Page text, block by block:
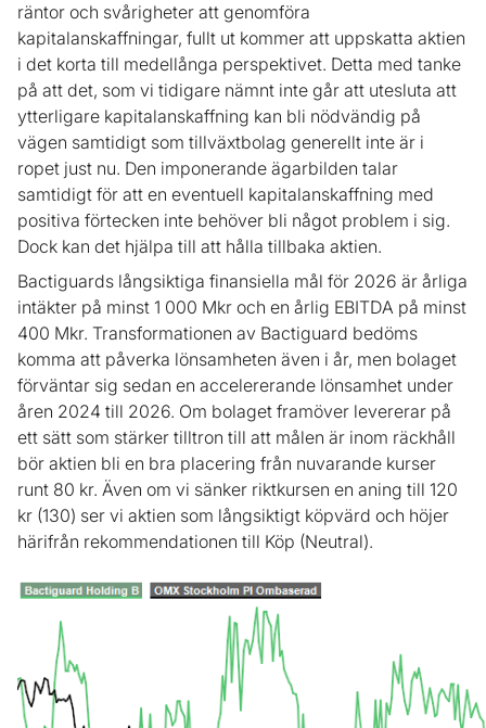
räntor och svårigheter att genomföra
kapitalanskaffningar, fullt ut kommer att uppskatta aktien
i det korta till medellånga perspektivet. Detta med tanke
på att det, som vi tidigare nämnt inte går att utesluta att
ytterligare kapitalanskaffning kan bli nödvändig på
vägen samtidigt som tillväxtbolag generellt inte är i
ropet just nu. Den imponerande ägarbilden talar
samtidigt för att en eventuell kapitalanskaffning med
positiva förtecken inte behöver bli något problem i sig.
Dock kan det hjälpa till att hålla tillbaka aktien.
Bactiguards långsiktiga finansiella mål för 2026 är årliga
intäkter på minst 1 000 Mkr och en årlig EBITDA på minst
400 Mkr. Transformationen av Bactiguard bedöms
komma att påverka lönsamheten även i år, men bolaget
förväntar sig sedan en accelererande lönsamhet under
åren 2024 till 2026. Om bolaget framöver levererar på
ett sätt som stärker tilltron till att målen är inom räckhåll
bör aktien bli en bra placering från nuvarande kurser
runt 80 kr. Även om vi sänker riktkursen en aning till 120
kr (130) ser vi aktien som långsiktigt köpvärd och höjer
härifrån rekommendationen till Köp (Neutral).